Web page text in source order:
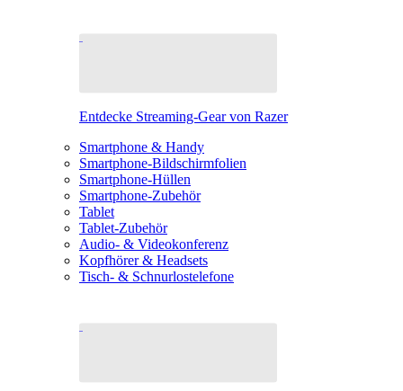
Entdecke Streaming-Gear von Razer
Smartphone & Handy
Smartphone-Bildschirmfolien
Smartphone-Hüllen
Smartphone-Zubehör
Tablet
Tablet-Zubehör
Audio- & Videokonferenz
Kopfhörer & Headsets
Tisch- & Schnurlostelefone